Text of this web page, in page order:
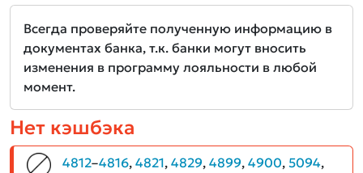
Всегда проверяйте полученную информацию в
документах банка, т.к. банки могут вносить
изменения в программу лояльности в любой
момент.
Нет кэшбэка
4812–4816,4821,4829,4899,4900, 5094,